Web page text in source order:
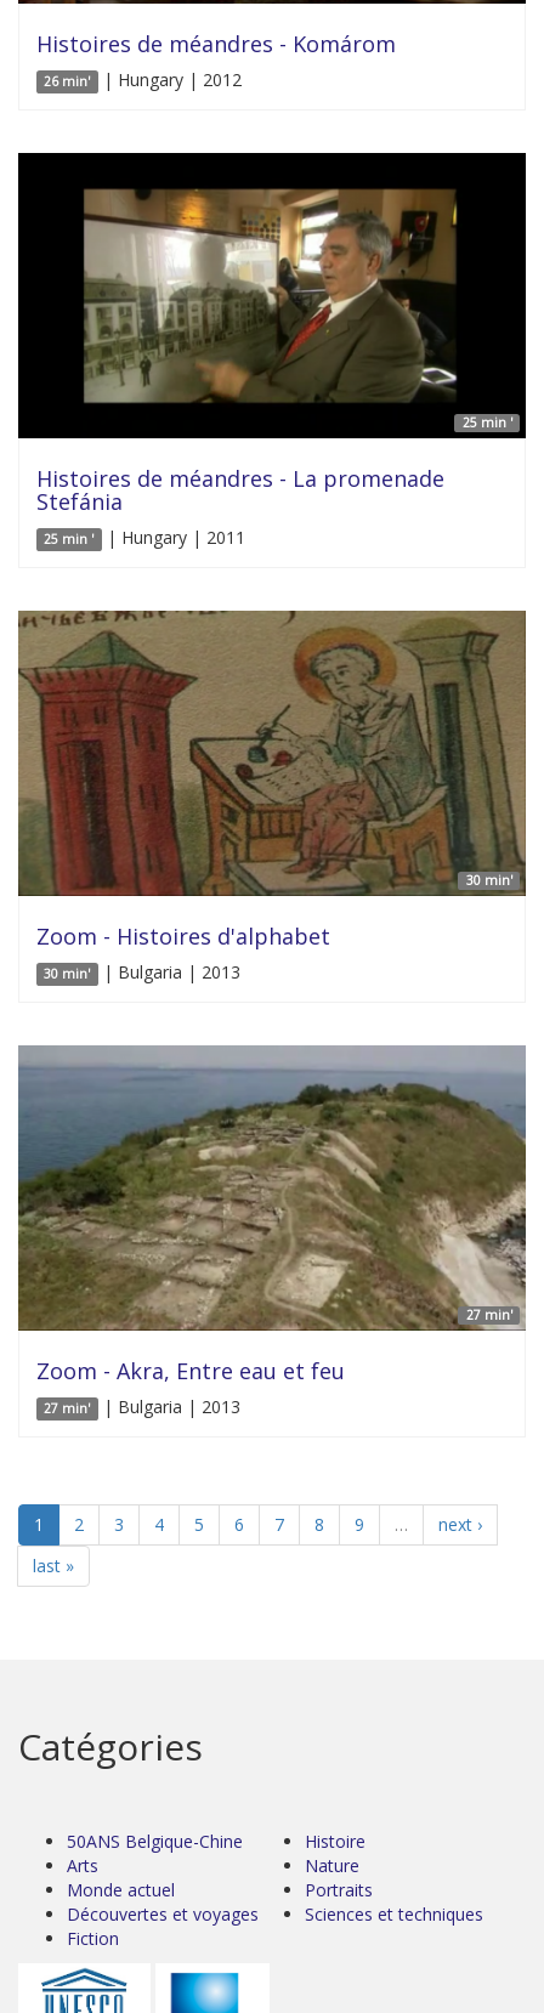
Histoires de méandres - Komárom
26 min' | Hungary | 2012
25 min '
Histoires de méandres - La promenade
Stefánia
25 min ' | Hungary | 2011
30 min'
Zoom - Histoires d'alphabet
30 min' | Bulgaria | 2013
27 min'
Zoom - Akra, Entre eau et feu
27 min' | Bulgaria | 2013
1 2 3 4 5 6 7 8 9 …
next ›
last »
Catégories
50ANS Belgique-Chine
Arts
Monde actuel
Découvertes et voyages
Fiction
Histoire
Nature
Portraits
Sciences et techniques